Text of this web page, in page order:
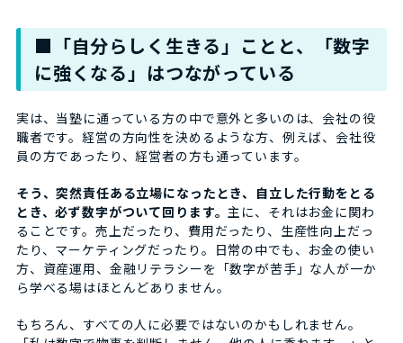
■「自分らしく生きる」ことと、「数字
に強くなる」はつながっている
実は、当塾に通っている方の中で意外と多いのは、会社の役
職者です。経営の方向性を決めるような方、例えば、会社役
員の方であったり、経営者の方も通っています。
そう、突然責任ある立場になったとき、自立した行動をとる
とき、必ず数字がついて回ります。 主に、それはお金に関わ
ることです。売上だったり、費用だったり、生産性向上だっ
たり、マーケティングだったり。日常の中でも、お金の使い
方、資産運用、金融リテラシーを「数字が苦手」な人が一か
ら学べる場はほとんどありません。
もちろん、すべての人に必要ではないのかもしれません。